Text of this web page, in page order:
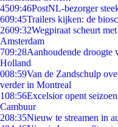
4509:46PostNL-bezorger
609:45Trailers kijken: de
2609:32Wegpiraat scheurt
Amsterdam
709:28Aanhoudende droogte
Holland
008:59Van de Zandschulp
verder in Montreal
108:56Excelsior opent
Cambuur
208:35Nieuw te streamen in